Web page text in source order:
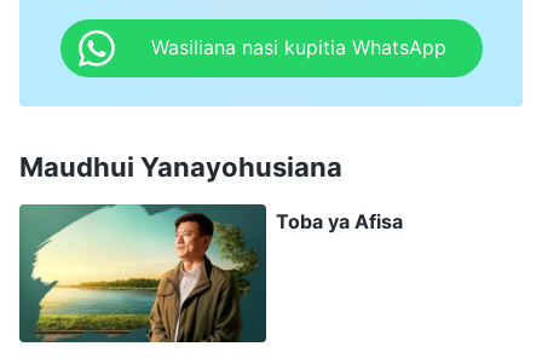
masomo muhimu na amefanya hivuo mara nyingi
bila kupatikana, kwa hivyo sitashikwa pia.” Kwa
hivyo nilikubali kwenda na mwanafunzi
sanaa aruhusu kutokuwepo kwangu, nikisema
kwamba ilinibidi niende kwa daktari alasiri hiyo
na nilihitaji kuondoka mapema. Kisha mimi na
mwanafunzi mwenzangu tulipanda teksi
kuelekea kati kati ya jiji kutazama bidhaa
Wasiliana nasi kupitia WhatsApp
Maudhui Yanayohusiana
Toba ya Afisa